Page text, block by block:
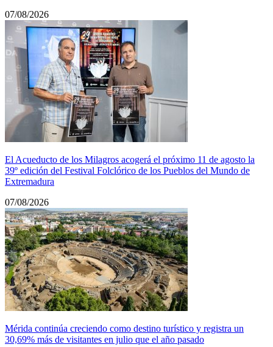
07/08/2026
El Acueducto de los Milagros acogerá el próximo 11 de agosto la
39º edición del Festival Folclórico de los Pueblos del Mundo de
Extremadura
07/08/2026
Mérida continúa creciendo como destino turístico y registra un
30,69% más de visitantes en julio que el año pasado